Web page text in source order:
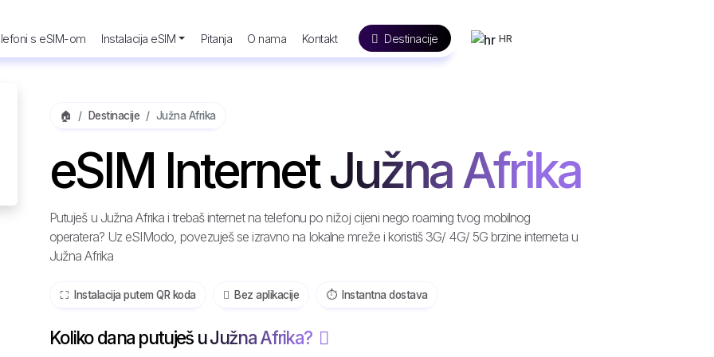
s eSIM-om Instalacija eSIM Pitanja O nama Kontakt Destinacije HR
🏠 Destinacije Južna Afrika
eSIM Internet Južna Afrika
Putuješ u Južna Afrika i trebaš internet na telefonu po nižoj cijeni nego roaming tvog mobilnog
operatera? Uz eSIModo, povezuješ se izravno na lokalne mreže i koristiš 3G/ 4G/ 5G brzine interneta u
Južna Afrika
⛶️️ Instalacija putem QR koda ️ Bez aplikacije ⏱️️ Instantna dostava
Koliko dana putuješ u Južna Afrika?